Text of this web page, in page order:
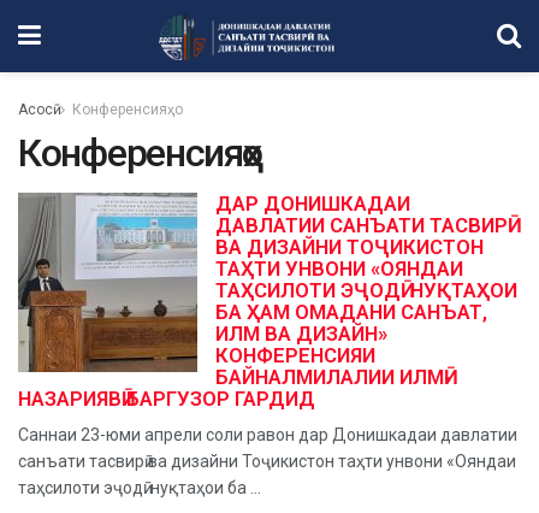
Асосӣ Конференсияҳо
Конференсияҳо
ДАР ДОНИШКАДАИ
ДАВЛАТИИ САНЪАТИ ТАСВИРӢ
ВА ДИЗАЙНИ ТОҶИКИСТОН
ТАҲТИ УНВОНИ «ОЯНДАИ
ТАҲСИЛОТИ ЭҶОДӢ: НУҚТАҲОИ
БА ҲАМ ОМАДАНИ САНЪАТ,
ИЛМ ВА ДИЗАЙН»
КОНФЕРЕНСИЯИ
БАЙНАЛМИЛАЛИИ ИЛМӢ-
НАЗАРИЯВӢ БАРГУЗОР ГАРДИД
Саннаи 23-юми апрели соли равон дар Донишкадаи давлатии
санъати тасвирӣ ва дизайни Тоҷикистон таҳти унвони «Ояндаи
таҳсилоти эҷодӣ: нуқтаҳои ба ...